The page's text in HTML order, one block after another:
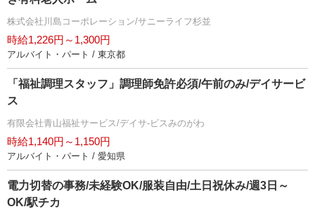
株式会社川島コーポレーション/サニーライフ杉並
時給1,226円～1,300円
アルバイト・パート / 東京都
「福祉調理スタッフ」調理師免許必須/午前のみ/デイサービ
ス
有限会社青山福祉サービス/デイサ-ビスみのがわ
時給1,140円～1,150円
アルバイト・パート / 愛知県
電力切替の事務/未経験OK/服装自由/土日祝休み/週3日～
OK/駅チカ